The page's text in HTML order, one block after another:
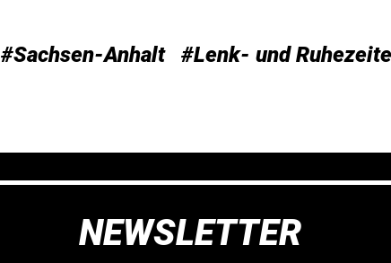
#Sachsen-Anhalt #Lenk- und
NEWSLETTER